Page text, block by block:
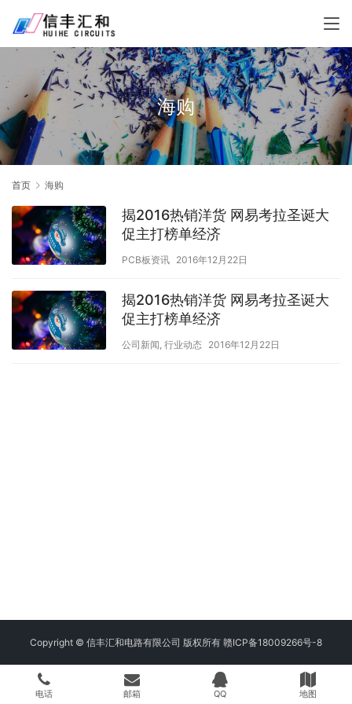
海购
首页 海购
揭2016热销洋货 网易考拉圣诞大
促主打榜单经济
PCB板资讯 2016年12月22日
揭2016热销洋货 网易考拉圣诞大
促主打榜单经济
公司新闻, 行业动态 2016年12月22日
Copyright © 信丰汇和电路有限公司 版权所有 赣ICP备18009266号-8
电话 邮箱 QQ 地图